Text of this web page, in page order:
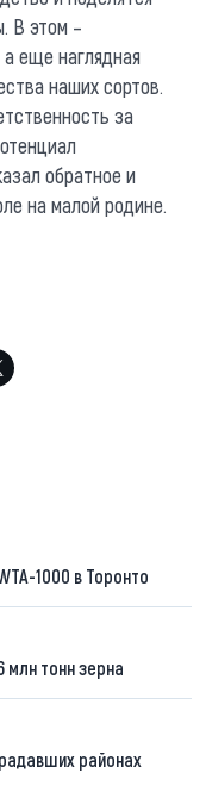
В этом –
еще наглядная
наших сортов.
за
обратное и
на малой родине.
1000 в Торонто
млн тонн зерна
районах